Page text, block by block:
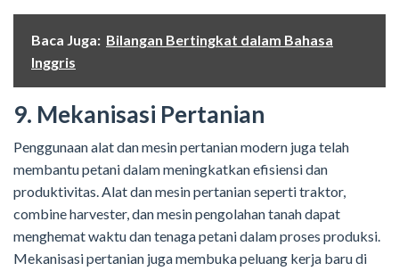
Baca Juga: Bilangan Bertingkat dalam Bahasa
Inggris
9. Mekanisasi Pertanian
Penggunaan alat dan mesin pertanian modern juga telah
membantu petani dalam meningkatkan efisiensi dan
produktivitas. Alat dan mesin pertanian seperti traktor,
combine harvester, dan mesin pengolahan tanah dapat
menghemat waktu dan tenaga petani dalam proses produksi.
Mekanisasi pertanian juga membuka peluang kerja baru di